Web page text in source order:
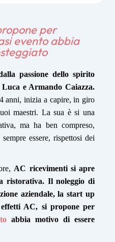
per
evento abbia
passione dello spirito
e Armando Caiazza.
anni, inizia a capire, in giro
maestri. La sua è si una
ma ha ben compreso,
essere, rispettosi dei
AC ricevimenti si apre
ristorativa. Il noleggio di
aziendale, la start up
AC, si propone per
abbia motivo di essere